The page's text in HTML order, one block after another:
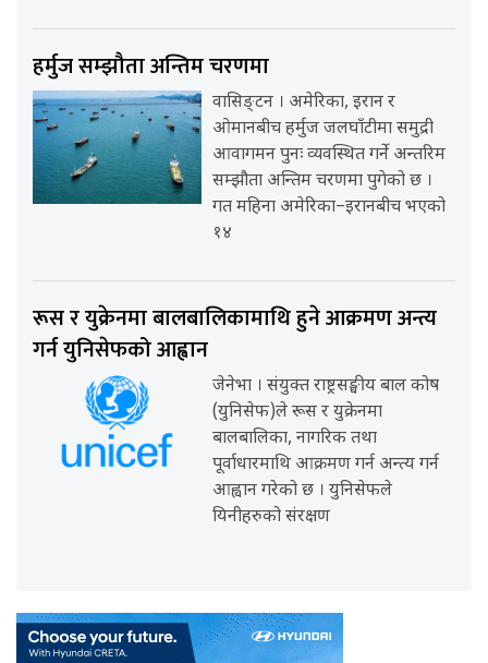
हर्मुज सम्झौता अन्तिम चरणमा
वासिङ्टन । अमेरिका, इरान र
ओमानबीच हर्मुज जलघाँटीमा समुद्री
आवागमन पुनः व्यवस्थित गर्ने अन्तरिम
सम्झौता अन्तिम चरणमा पुगेको छ ।
गत महिना अमेरिका–इरानबीच भएको
१४
रूस र युक्रेनमा बालबालिकामाथि हुने आक्रमण अन्त्य
गर्न युनिसेफको आह्वान
जेनेभा । संयुक्त राष्ट्रसङ्घीय बाल कोष
(युनिसेफ)ले रूस र युक्रेनमा
बालबालिका, नागरिक तथा
पूर्वाधारमाथि आक्रमण गर्न अन्त्य गर्न
आह्वान गरेको छ । युनिसेफले
यिनीहरुको संरक्षण